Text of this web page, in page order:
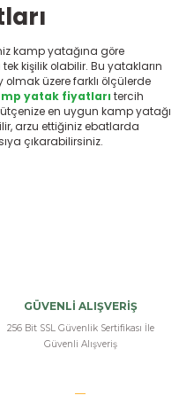
kamp yatağına göre
kişilik olabilir. Bu yatakların
üzere farklı ölçülerde
yatak fiyatları tercih
en uygun kamp yatağı
arzu ettiğiniz ebatlarda
çıkarabilirsiniz.
GÜVENLİ ALIŞVERİŞ
256 Bit SSL Güvenlik Sertifikası İle
Güvenli Alışveriş